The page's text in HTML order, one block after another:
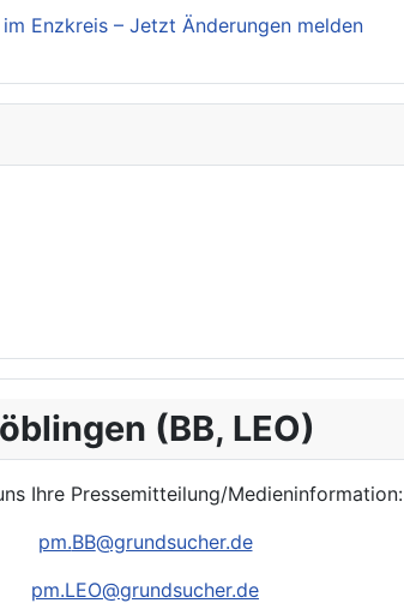
Enzkreis – Jetzt Änderungen melden
(BB, LEO)
Ihre Pressemitteilung/Medieninformation:
pm.BB@grundsucher.de
pm.LEO@grundsucher.de